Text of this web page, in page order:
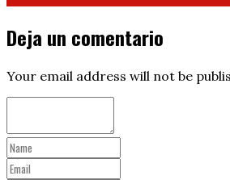
Deja un comentario
Your email address will not be